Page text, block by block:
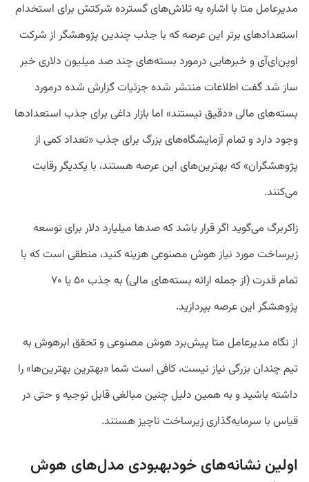
مدیرعامل متا با اشاره به تلاش‌های گسترده شرکتش برای استخدام
استعداد‌های برتر این عرصه که با جذب چندین پژوهشگر از شرکت
اوپن‌ای‌آی و خبرهایی درمورد بسته‌های چند صد میلیون دلاری خبر
ساز شد گفت اطلاعات منتشر شده جزئیات گزارش شده درمورد
بسته‌های مالی «دقیق نیستند» اما بازار داغی برای جذب استعدادها
وجود دارد و تمام آزمایشگاه‌های بزرگ برای جذب «تعداد کمی از
پژوهشگران» که بهترین‌های این عرصه هستند، با یکدیگر رقابت
می‌کنند.
زاکربرگ می‌گوید اگر قرار باشد که صدها میلیارد دلار برای توسعه
زیرساخت مورد نیاز هوش مصنوعی هزینه کنید، منطقی است که با
تمام قدرت (از جمله ارائه بسته‌های مالی) به جذب ۵۰ یا ۷۰
پژوهشگر این عرصه بپردازید.
از نگاه مدیرعامل متا پیش‌برد هوش مصنوعی و تحقق ابرهوش به
تیم چندان بزرگی نیاز نیست، کافی است شما «بهترین بهترین‌ها» را
داشته باشید و به همین دلیل چنین مبالغی قابل توجیه و حتی در
قیاس با سرمایه‌گذاری زیرساخت ناچیز هستند.
اولین نشانه‌های خودبهبودی مدل‌های هوش